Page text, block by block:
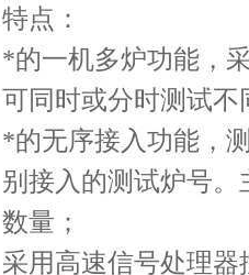
特点：
*的一机多炉功能，
可同时或分时测试不
*的无序接入功能，
别接入的测试炉号
数量；
采用高速信号处理